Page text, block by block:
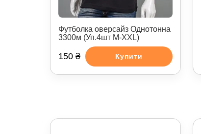
Футболка оверсайз Однотонна
3300м (Уп.4шт M-XXL)
150 ₴ Купити